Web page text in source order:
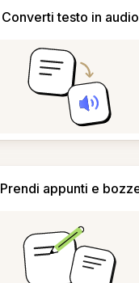
Converti testo in audio
Prendi appunti e